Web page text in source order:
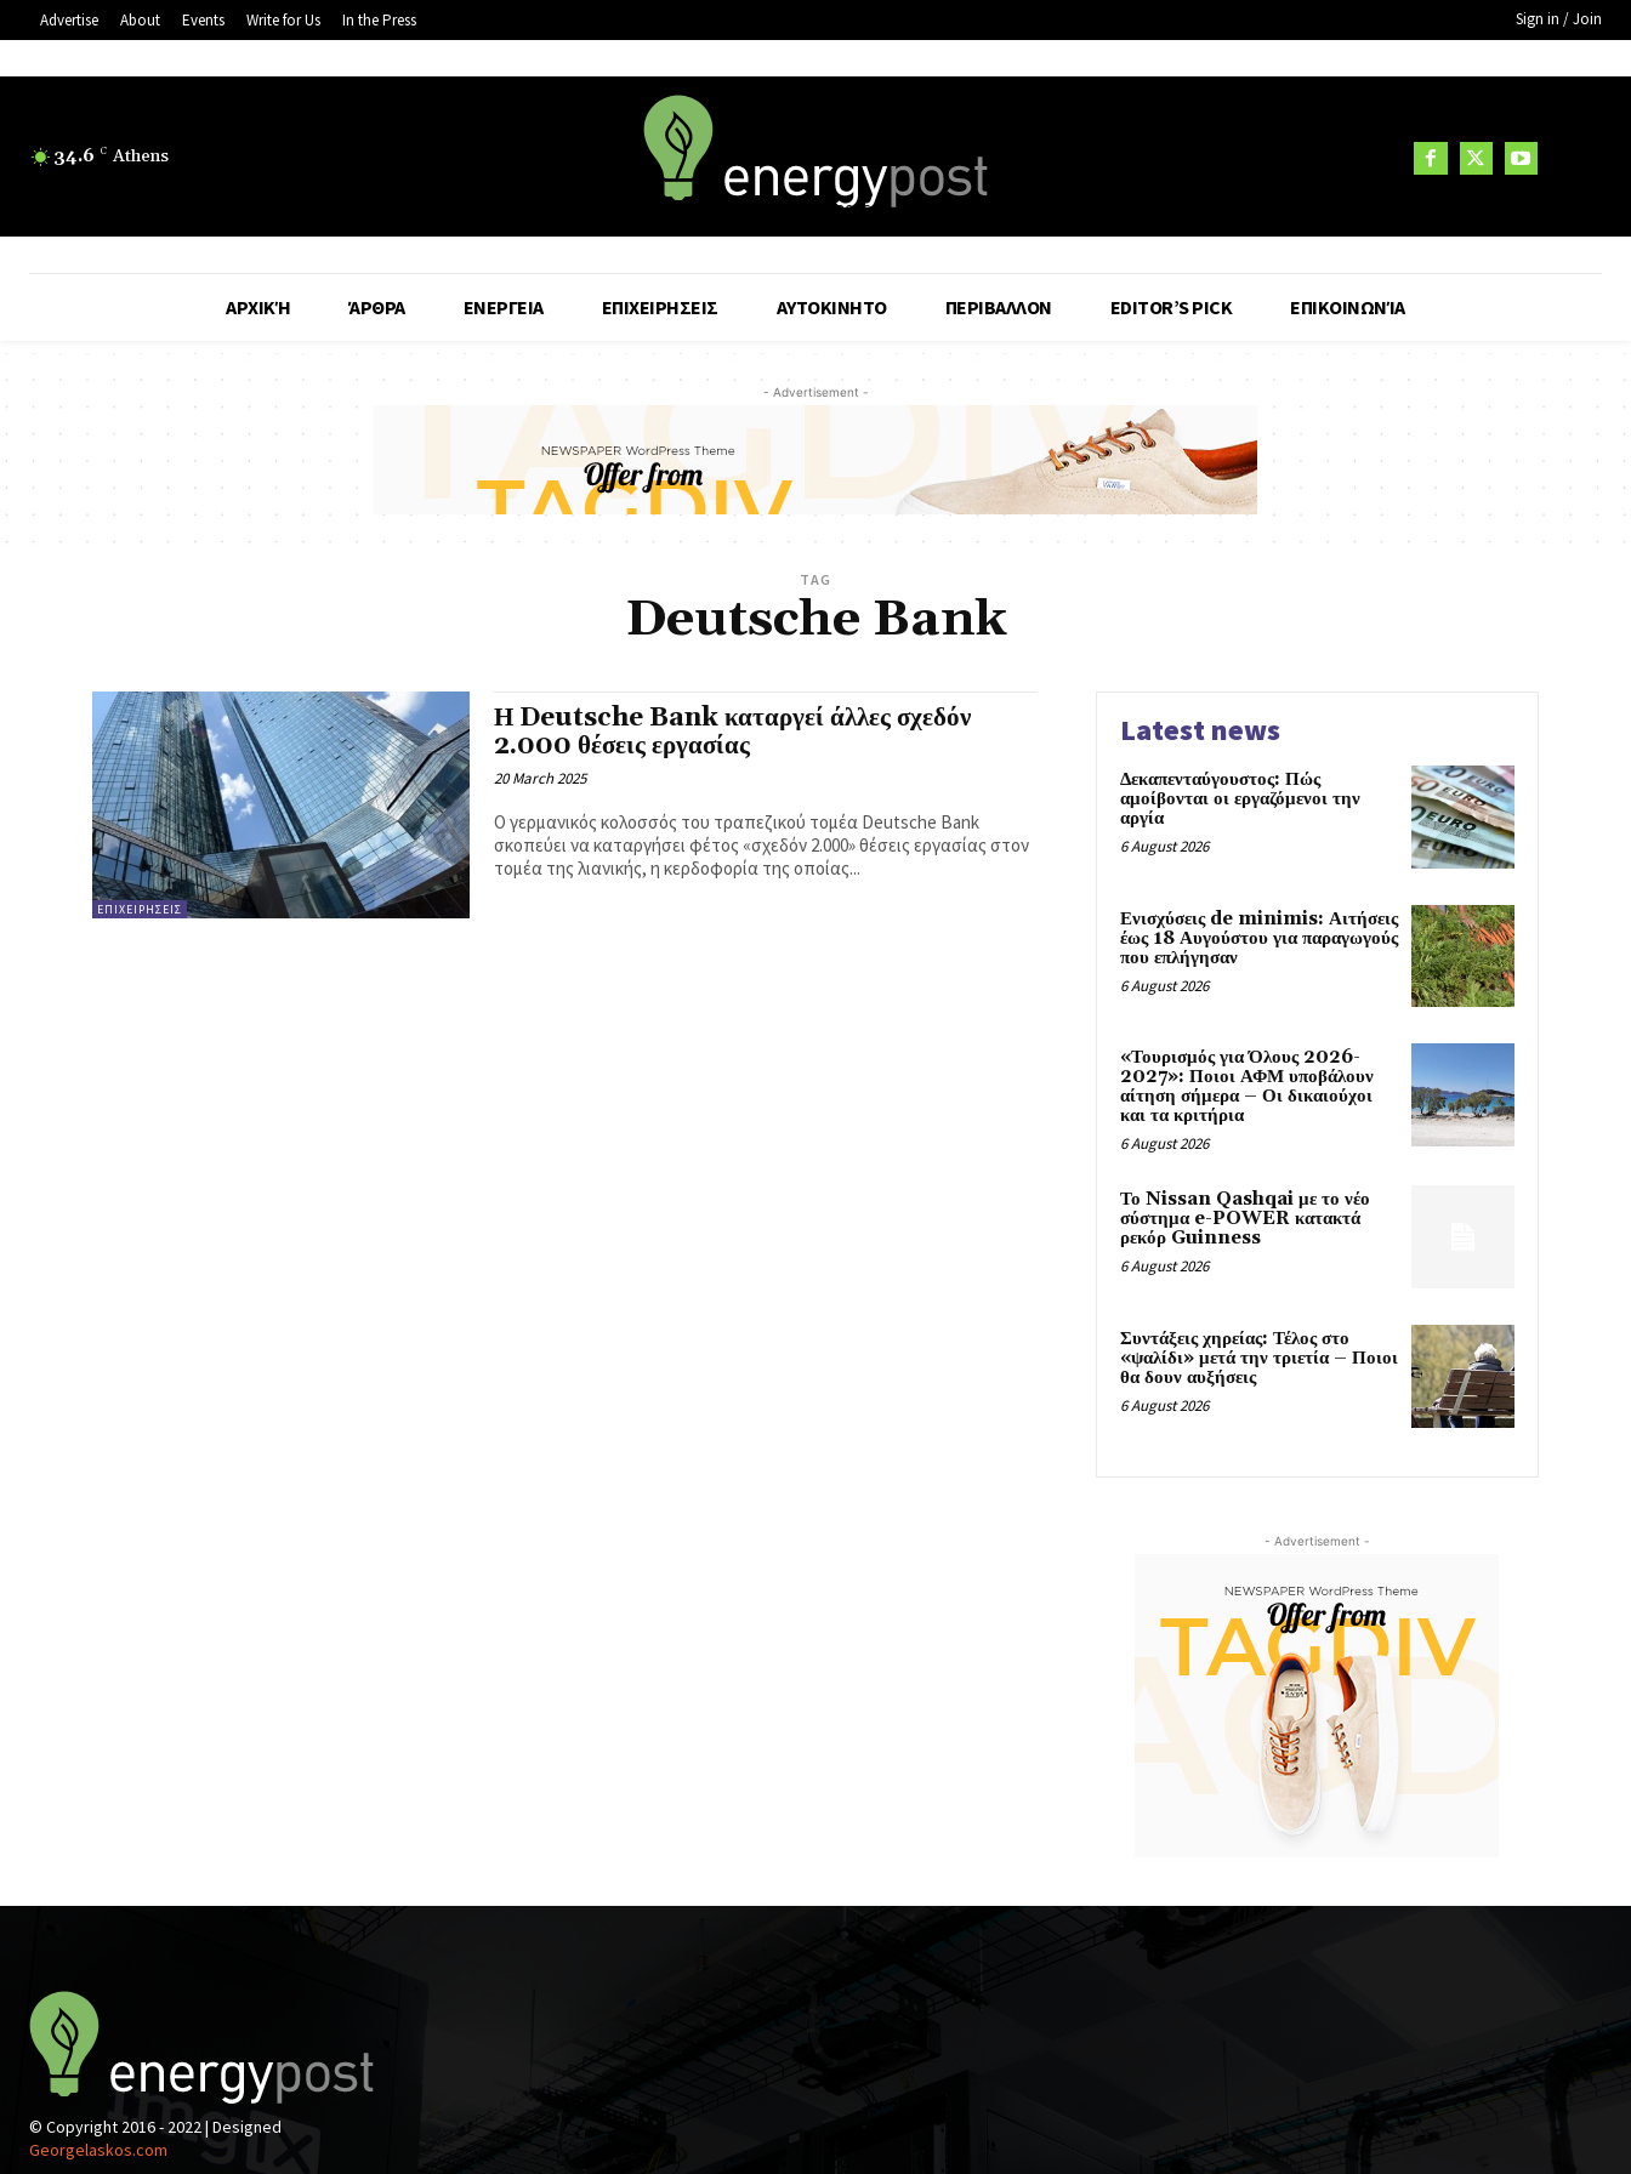
Advertise About Events Write for Us In the Press Sign in / Join
34.6 C Athens
6 August - 2026
ΑΡΧΙΚΉ ΆΡΘΡΑ ΕΝΕΡΓΕΙΑ ΕΠΙΧΕΙΡΗΣΕΙΣ ΑΥΤΟΚΙΝΗΤΟ ΠΕΡΙΒΑΛΛΟΝ EDITOR’S PICK ΕΠΙΚΟΙΝΩΝΊΑ
- Advertisement -
TAG
Deutsche Bank
ΕΠΙΧΕΙΡΗΣΕΙΣ
Η Deutsche Bank καταργεί άλλες σχεδόν
2.000 θέσεις εργασίας
20 March 2025
Ο γερμανικός κολοσσός του τραπεζικού τομέα Deutsche Bank
σκοπεύει να καταργήσει φέτος «σχεδόν 2.000» θέσεις εργασίας στον
τομέα της λιανικής, η κερδοφορία της οποίας...
Latest news
Δεκαπενταύγουστος: Πώς
αμοίβονται οι εργαζόμενοι την
αργία
6 August 2026
Ενισχύσεις de minimis: Αιτήσεις
έως 18 Αυγούστου για παραγωγούς
που επλήγησαν
6 August 2026
«Τουρισμός για Όλους 2026-
2027»: Ποιοι ΑΦΜ υποβάλουν
αίτηση σήμερα – Οι δικαιούχοι
και τα κριτήρια
6 August 2026
Το Nissan Qashqai με το νέο
σύστημα e-POWER κατακτά
ρεκόρ Guinness
6 August 2026
Συντάξεις χηρείας: Τέλος στο
«ψαλίδι» μετά την τριετία – Ποιοι
θα δουν αυξήσεις
6 August 2026
- Advertisement -
© Copyright 2016 - 2022 | Designed
Georgelaskos.com